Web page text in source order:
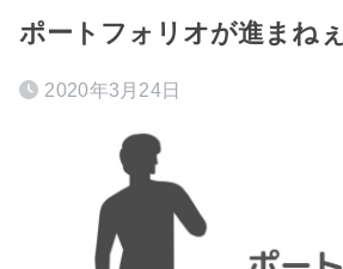
ポートフォリオが進まねぇ
2020年3月24日